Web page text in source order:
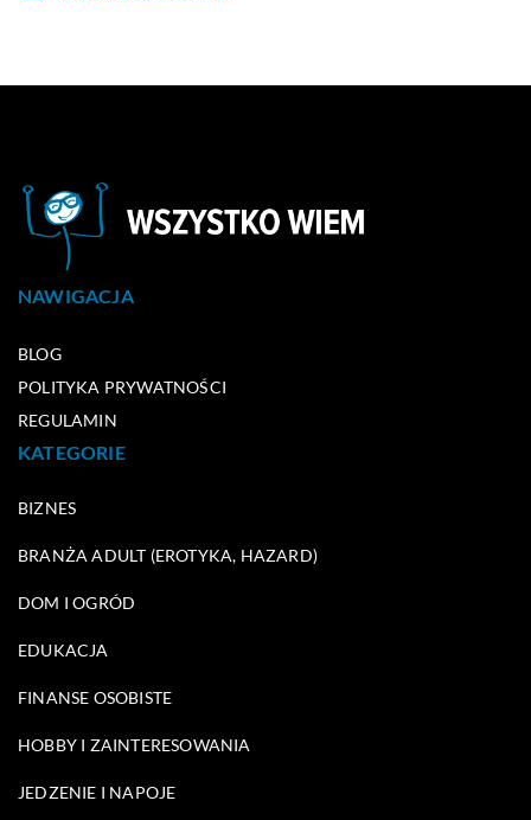
NAWIGACJA
BLOG
POLITYKA PRYWATNOŚCI
REGULAMIN
KATEGORIE
BIZNES
BRANŻA ADULT (EROTYKA, HAZARD)
DOM I OGRÓD
EDUKACJA
FINANSE OSOBISTE
HOBBY I ZAINTERESOWANIA
JEDZENIE I NAPOJE